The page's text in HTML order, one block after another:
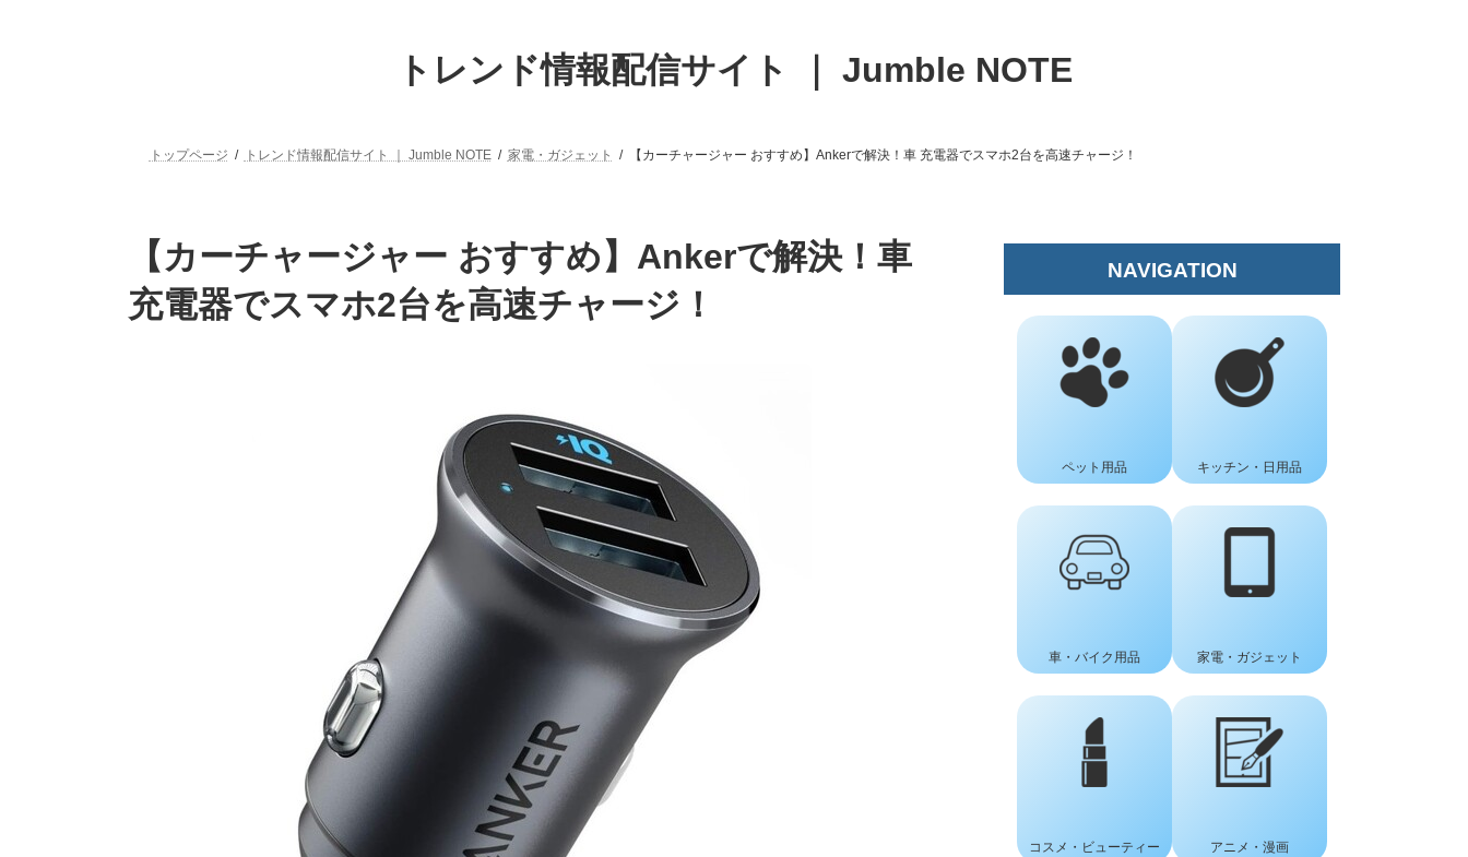
トレンド情報配信サイト ｜ Jumble NOTE
トップページ トレンド情報配信サイト ｜ Jumble NOTE 家電・ガジェット 【カーチャージャー おすすめ】Ankerで解決！車 充電器でスマホ2台を高速チャージ！
【カーチャージャー おすすめ】Ankerで解決！車
充電器でスマホ2台を高速チャージ！
NAVIGATION
ペット用品 キッチン・日用品
車 ・バイク用品 家電・ガジェット
コスメ ・ ビューティー アニメ・漫画